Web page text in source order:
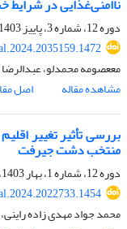
ناامنی‌‌غذایی در
دوره 12، شماره 3، پاییز 1403، صفحه
مععصومه محمدلو،
مشاهده مقاله
اصل
بررسی تأثیر تغییر
منتخب دشت جیرفت
دوره 12، شماره 1، بهار 1403، صفحه
محمد جواد مهدی زاده